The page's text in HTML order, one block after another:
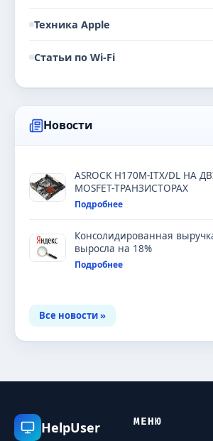
Техника Apple
Статьи по Wi-Fi
Новости
ASROCK H170M-ITX/DL НА
MOSFET-ТРАНЗИСТОРАХ
Подробнее
Консолидированная
выросла на 18%
Подробнее
Все новости »
HelpUser МЕНЮ